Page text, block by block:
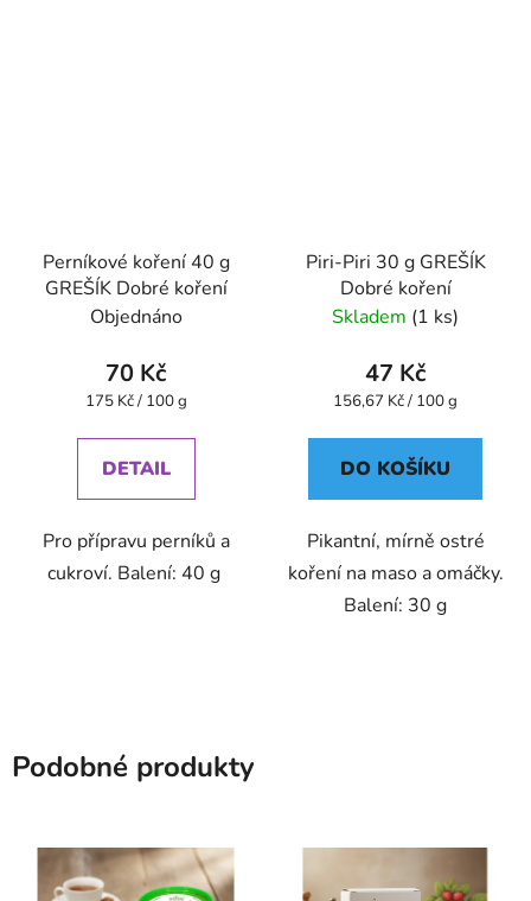
Perníkové koření 40 g
GREŠÍK Dobré koření
Objednáno
70 Kč
Měrná
175 Kč / 100 g
DETAIL
Pro přípravu perníků a
cukroví. Balení: 40 g
Piri-Piri 30 g GREŠÍK
Dobré koření
Skladem (1 ks)
47 Kč
Měrná
156,67 Kč / 100 g
DO KOŠÍKU
Pikantní, mírně ostré
koření na maso a omáčky.
Balení: 30 g
Podobné produkty